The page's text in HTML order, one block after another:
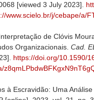
[viewed 3 July 2023].
www.scielo.br/j/cebape/a/
de Clóvis
Organizacionais. Cad.
https://doi.org/10.1590/
à Escravidão: Uma